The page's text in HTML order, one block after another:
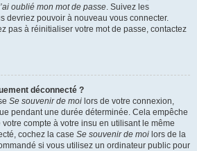
oublié mon mot de passe. Suivez les
devriez pouvoir à nouveau vous connecter.
pas à réinitialiser votre mot de passe, contactez
déconnecté ?
Se souvenir de moi lors de votre connexion,
pendant une durée déterminée. Cela empêche
votre compte à votre insu en utilisant le même
cochez la case Se souvenir de moi lors de la
si vous utilisez un ordinateur public pour